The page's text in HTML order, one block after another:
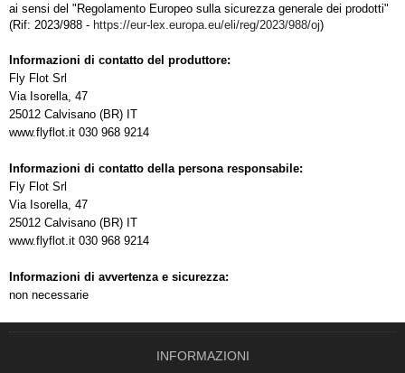
ai sensi del "Regolamento Europeo sulla sicurezza generale dei prodotti"
(Rif: 2023/988 - https://eur-lex.europa.eu/eli/reg/2023/988/oj)
Informazioni di contatto del produttore:
Fly Flot Srl
Via Isorella, 47
25012 Calvisano (BR) IT
www.flyflot.it 030 968 9214
Informazioni di contatto della persona responsabile:
Fly Flot Srl
Via Isorella, 47
25012 Calvisano (BR) IT
www.flyflot.it 030 968 9214
Informazioni di avvertenza e sicurezza:
non necessarie
INFORMAZIONI